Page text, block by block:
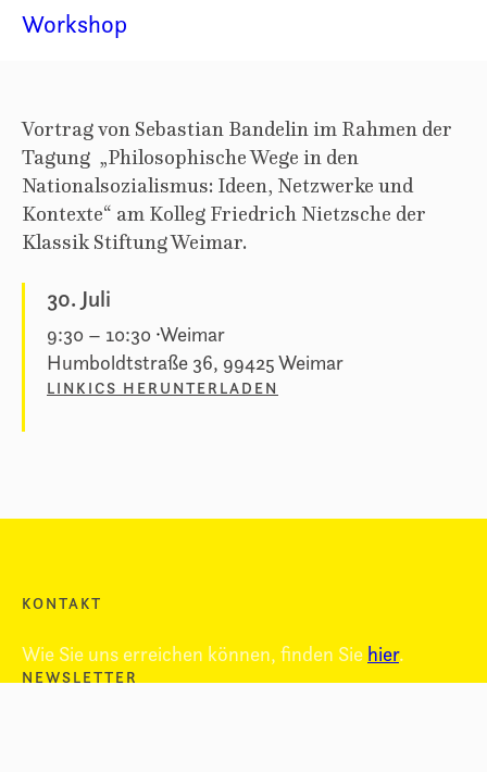
Workshop
Vortrag von Sebastian Bandelin im Rahmen der
Tagung „Philosophische Wege in den
Nationalsozialismus: Ideen, Netzwerke und
Kontexte“ am Kolleg Friedrich Nietzsche der
Klassik Stiftung Weimar.
30. Juli
9:30 – 10:30 Weimar
Humboldtstraße 36, 99425 Weimar
LINK ICS HERUNTERLADEN
KONTAKT
Wie Sie uns erreichen können, finden Sie hier.
NEWSLETTER